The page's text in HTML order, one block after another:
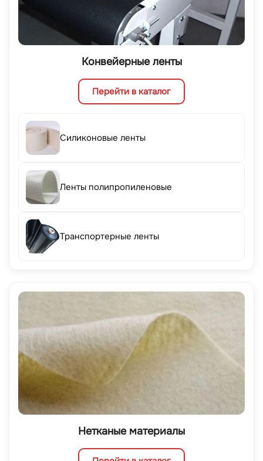
Конвейерные ленты
Перейти в каталог
Силиконовые ленты
Ленты полипропиленовые
Транспортерные ленты
Нетканые материалы